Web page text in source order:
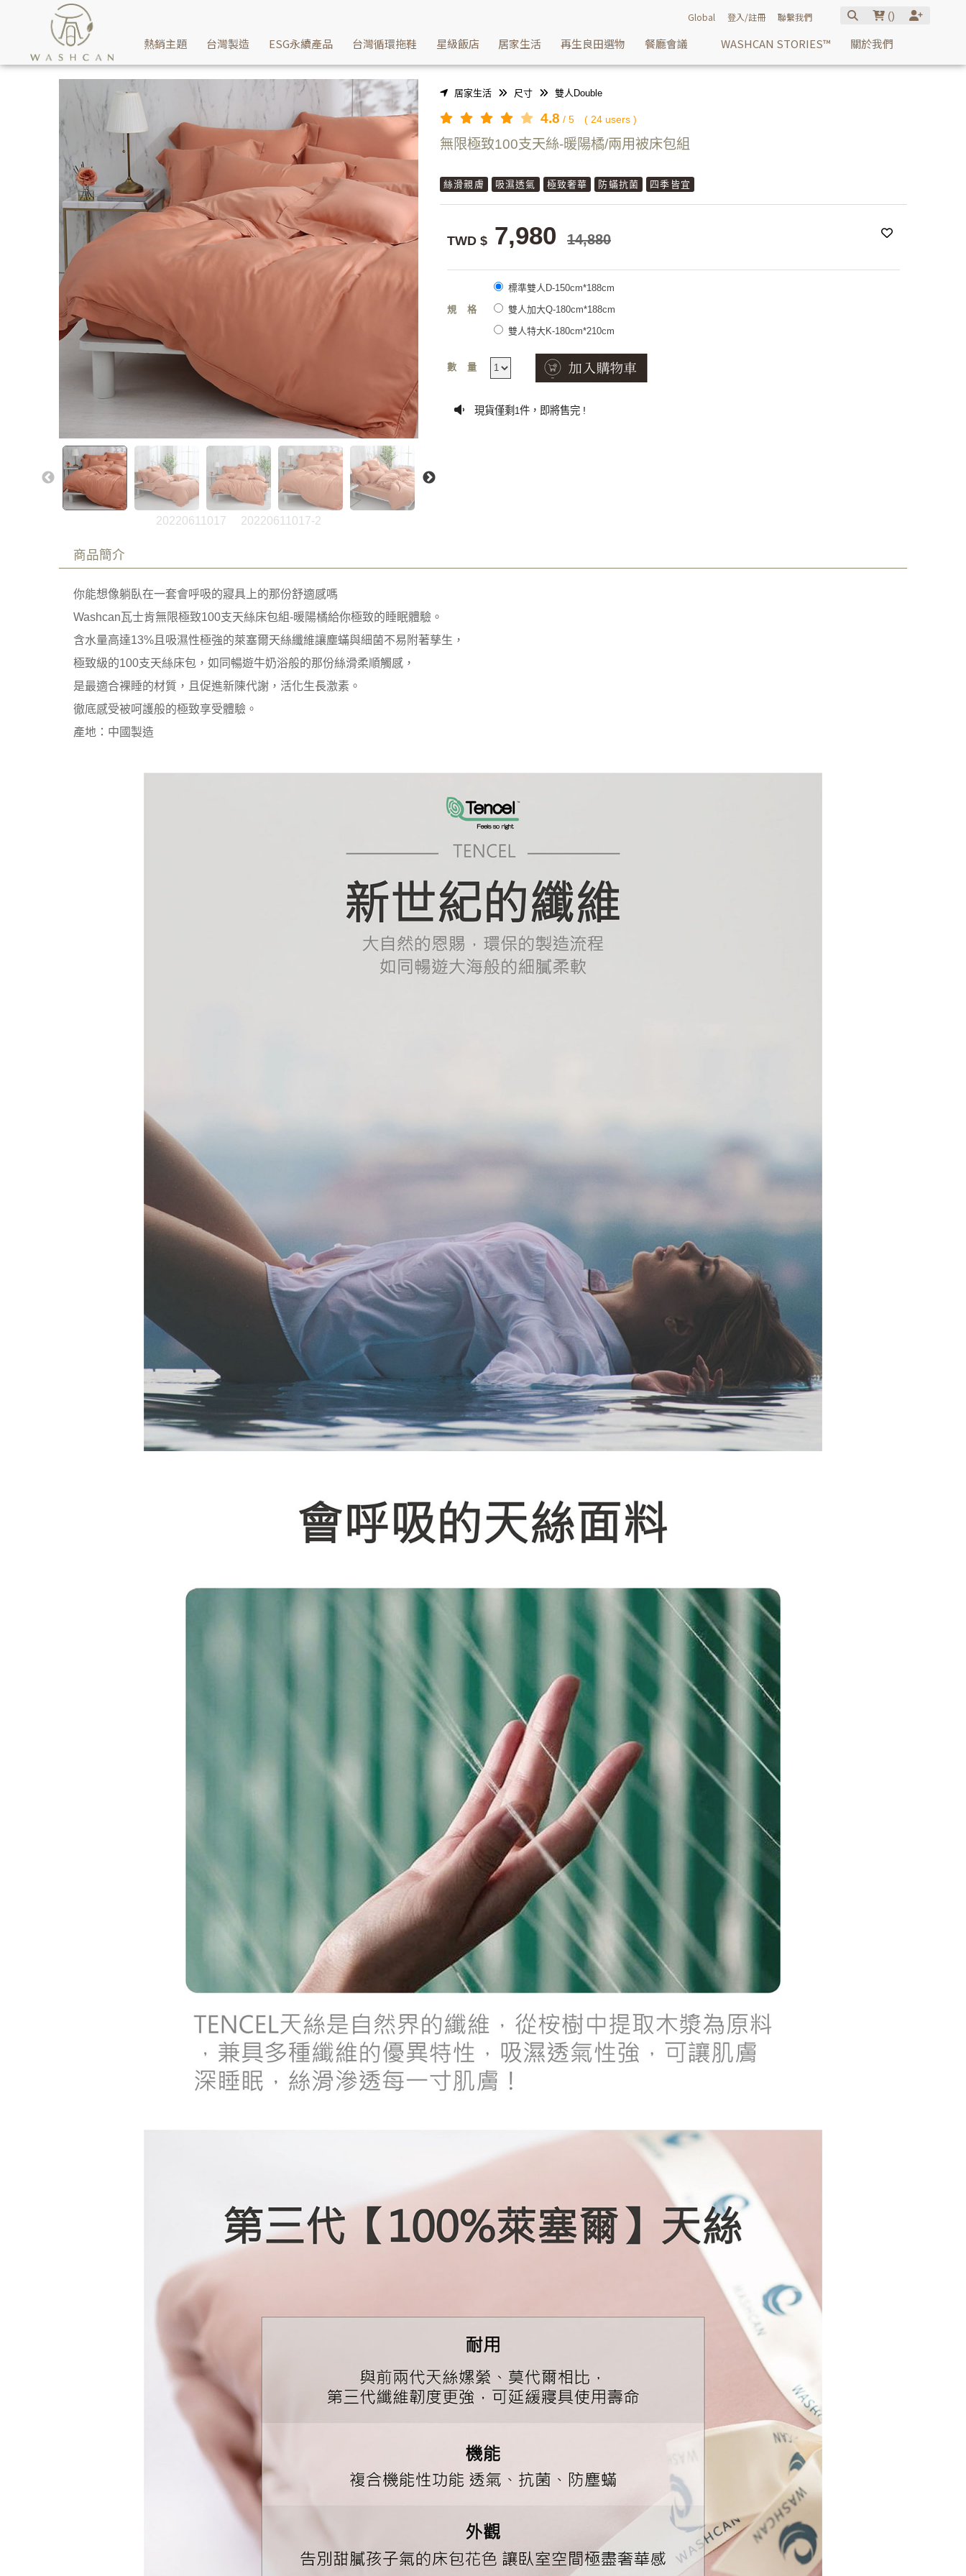
如同暢遊牛奶浴般的絲滑細膩，無限極致100支天絲-暖陽橘床包給你無限呵護 | Washcan瓦士肯
Global 登入/註冊 聯繫我們 ()
熱銷主題 台灣製造 ESG永續產品 台灣循環拖鞋 星級飯店 居家生活 再生良田選物 餐廳會議 WASHCAN STORIES™ 關於我們
20220611017 20220611017-2
居家生活 尺寸 雙人Double
4.8 / 5 ( 24 users )
無限極致100支天絲-暖陽橘/兩用被床包組
絲滑親膚 吸濕透氣 極致奢華 防蟎抗菌 四季皆宜
TWD $ 7,980 14,880
規格
標準雙人D-150cm*188cm
雙人加大Q-180cm*188cm
雙人特大K-180cm*210cm
數量
現貨僅剩 1件，即將售完 !
商品簡介
你能想像躺臥在一套會呼吸的寢具上的那份舒適感嗎
Washcan瓦士肯無限極致100支天絲床包組-暖陽橘給你極致的睡眠體驗。
含水量高達13%且吸濕性極強的萊塞爾天絲纖維讓塵蟎與細菌不易附著孳生，
極致級的100支天絲床包，如同暢遊牛奶浴般的那份絲滑柔順觸感，
是最適合裸睡的材質，且促進新陳代謝，活化生長激素。
徹底感受被呵護般的極致享受體驗。
產地：中國製造